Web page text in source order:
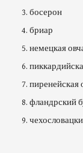
босерон
бриар
немецкая
пиренейская
фландрский